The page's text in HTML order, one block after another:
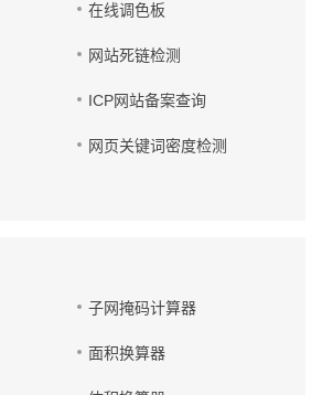
在线调色板
网站死链检测
ICP网站备案查询
网页关键词密度检测
子网掩码计算器
面积换算器